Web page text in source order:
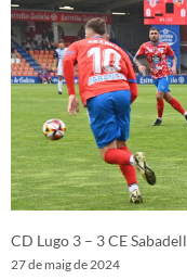
CD Lugo 3 – 3 CE Sabadell
27 de maig de 2024